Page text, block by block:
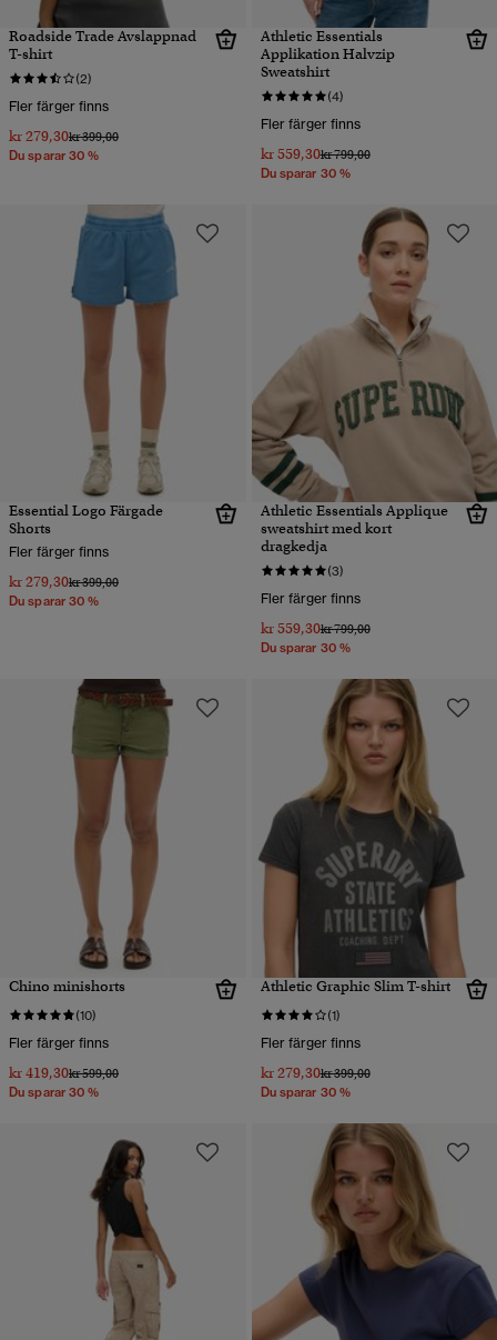
Roadside Trade Avslappnad
T-shirt
(2)
Fler färger finns
kr 279,30Pris reducerat från
kr 399,00till
Du sparar 30 %
Athletic Essentials
Applikation Halvzip
Sweatshirt
(4)
Fler färger finns
kr 559,30Pris reducerat från
kr 799,00till
Du sparar 30 %
Essential Logo Färgade
Shorts
Fler färger finns
kr 279,30Pris reducerat från
kr 399,00till
Du sparar 30 %
Athletic Essentials Applique
sweatshirt med kort
dragkedja
(3)
Fler färger finns
kr 559,30Pris reducerat från
kr 799,00till
Du sparar 30 %
Chino minishorts
(10)
Fler färger finns
kr 419,30Pris reducerat från
kr 599,00till
Du sparar 30 %
Athletic Graphic Slim T-shirt
(1)
Fler färger finns
kr 279,30Pris reducerat från
kr 399,00till
Du sparar 30 %